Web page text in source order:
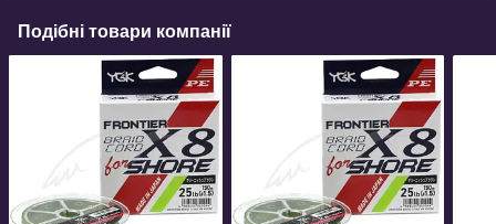
Подібні товари компанії